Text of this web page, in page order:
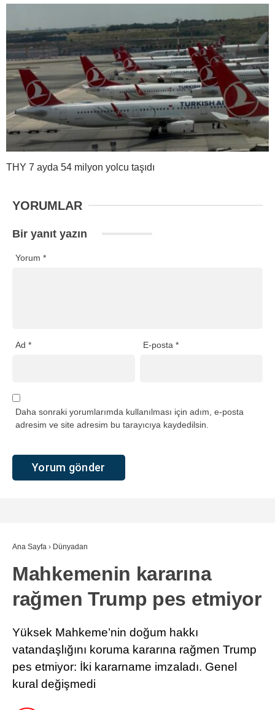
THY 7 ayda 54 milyon yolcu taşıdı
YORUMLAR
Bir yanıt yazın
Yorum *
Ad * E-posta*
Daha sonraki yorumlarımda kullanılması için adım, e-posta
adresim ve site adresim bu tarayıcıya kaydedilsin.
Ana Sayfa › Dünyadan
Mahkemenin kararına
rağmen Trump pes etmiyor
Yüksek Mahkeme’nin doğum hakkı
vatandaşlığını koruma kararına rağmen Trump
pes etmiyor: İki kararname imzaladı. Genel
kural değişmedi